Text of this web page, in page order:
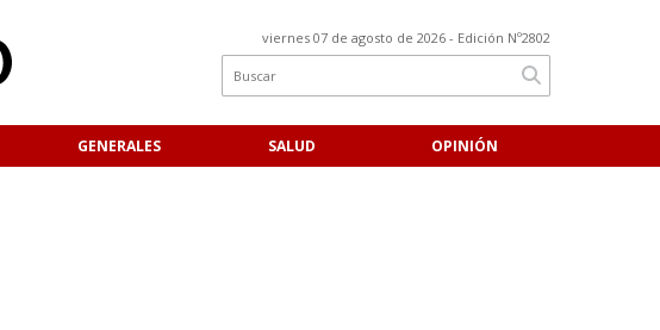
viernes 07 de agosto de 2026 - Edición Nº2802
GENERALES SALUD OPINIÓN